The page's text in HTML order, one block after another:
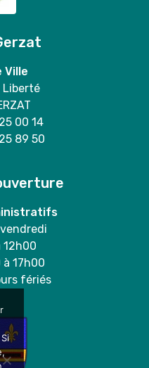
Ville
Liberté
00 14
89 50
12h00
17h00
fériés